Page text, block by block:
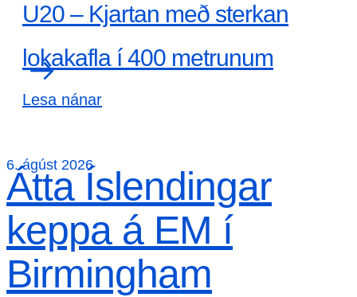
U20 – Kjartan með sterkan
lokakafla í 400 metrunum
Lesa nánar
6. ágúst 2026
Átta Íslendingar
keppa á EM í
Birmingham